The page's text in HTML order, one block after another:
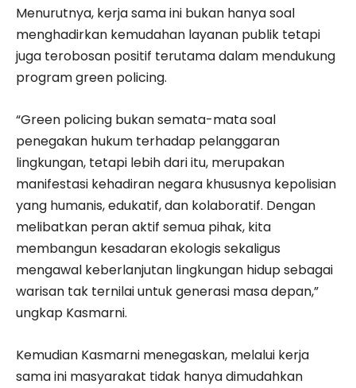
Menurutnya, kerja sama ini bukan hanya soal
menghadirkan kemudahan layanan publik tetapi
juga terobosan positif terutama dalam mendukung
program green policing.
“Green policing bukan semata-mata soal
penegakan hukum terhadap pelanggaran
lingkungan, tetapi lebih dari itu, merupakan
manifestasi kehadiran negara khususnya kepolisian
yang humanis, edukatif, dan kolaboratif. Dengan
melibatkan peran aktif semua pihak, kita
membangun kesadaran ekologis sekaligus
mengawal keberlanjutan lingkungan hidup sebagai
warisan tak ternilai untuk generasi masa depan,”
ungkap Kasmarni.
Kemudian Kasmarni menegaskan, melalui kerja
sama ini masyarakat tidak hanya dimudahkan